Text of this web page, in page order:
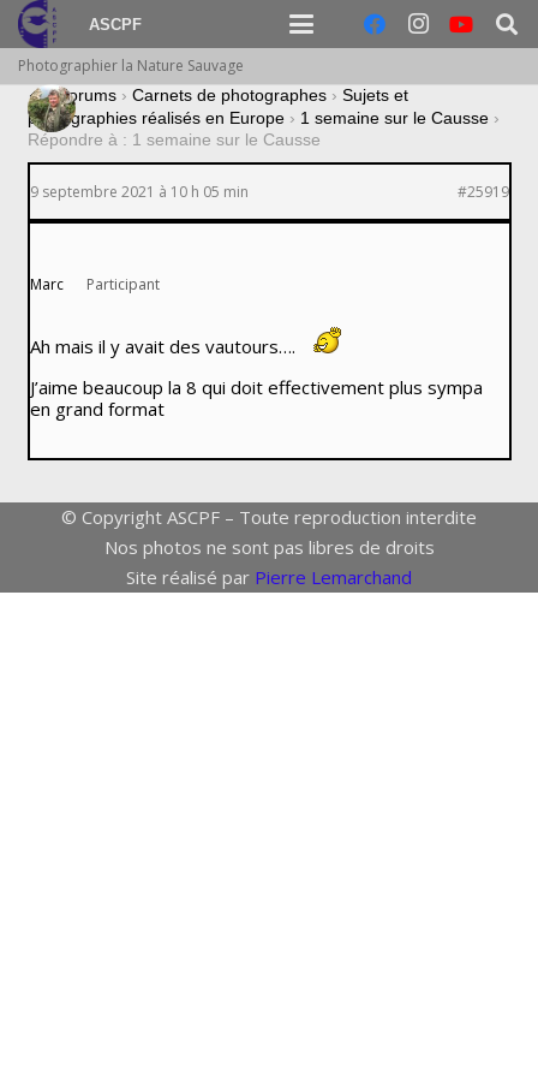
ASCPF
Photographier la Nature Sauvage
› Forums › Carnets de photographes › Sujets et
photographies réalisés en Europe › 1 semaine sur le Causse ›
Répondre à : 1 semaine sur le Causse
9 septembre 2021 à 10 h 05 min #25919
Marc Participant
Ah mais il y avait des vautours….
J’aime beaucoup la 8 qui doit effectivement plus sympa
en grand format
© Copyright ASCPF – Toute reproduction interdite
Nos photos ne sont pas libres de droits
Site réalisé par Pierre Lemarchand